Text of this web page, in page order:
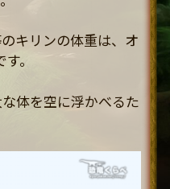
キリンの体重は、オ
。
体を空に浮かべるた